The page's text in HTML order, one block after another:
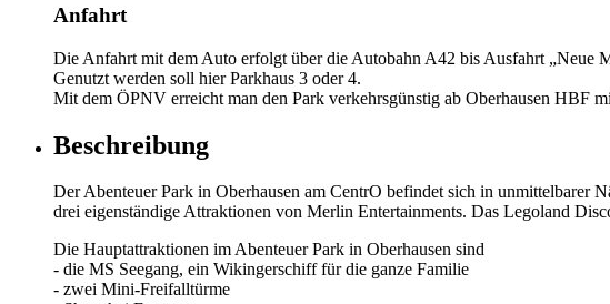
Anfahrt
Die Anfahrt mit dem Auto erfolgt über die Autobahn A42 bis Ausfahrt „Neue
Genutzt werden soll hier Parkhaus 3 oder 4.
Mit dem ÖPNV erreicht man den Park verkehrsgünstig ab Oberhausen HBF
Beschreibung
Der Abenteuer Park in Oberhausen am CentrO befindet sich in unmittelbarer
drei eigenständige Attraktionen von Merlin Entertainments. Das Legoland
Die Hauptattraktionen im Abenteuer Park in Oberhausen sind
- die MS Seegang, ein Wikingerschiff für die ganze Familie
- zwei Mini-Freifalltürme